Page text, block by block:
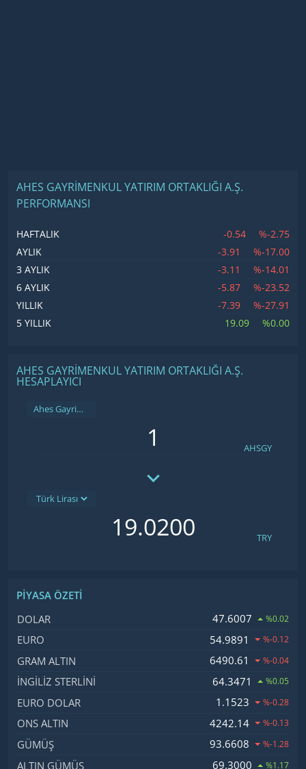
AHES GAYRIMENKUL YATIRIM ORTAKLIĞI A.Ş.
PERFORMANSI
HAFTALIK -0.54
%-2.75
AYLIK
-3.91
%-17.00
3 AYLIK
-3.11
%-14.01
6 AYLIK
-5.87
%-23.52
YILLIK
-7.39
%-27.91
5 YILLIK
19.09 %0.00
AHES GAYRIMENKUL YATIRIM ORTAKLIĞI A.Ş.
HESAPLAYICI
Ahes Gayrimenkul Yatırım Ortaklığı A.Ş.
AHSGY
TRY
PIYASA ÖZETI
İsim, Kod
DOLAR 47.6007 %0.02
EURO 54.9891 %-0.12
GRAM ALTIN 6490.61 %-0.04
İNGILIZ STERLINI 64.3471 %0.05
EURO DOLAR 1.1523 %-0.28
ONS ALTIN 4242.14 %-0.13
GÜMÜŞ 93.6608 %-1.28
ALTIN GÜMÜŞ 69.3000 %1.17